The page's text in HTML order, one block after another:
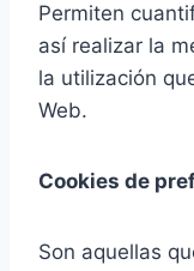
Permiten
así realizar la
la utilización
Web.
Cookies de
Son aquellas